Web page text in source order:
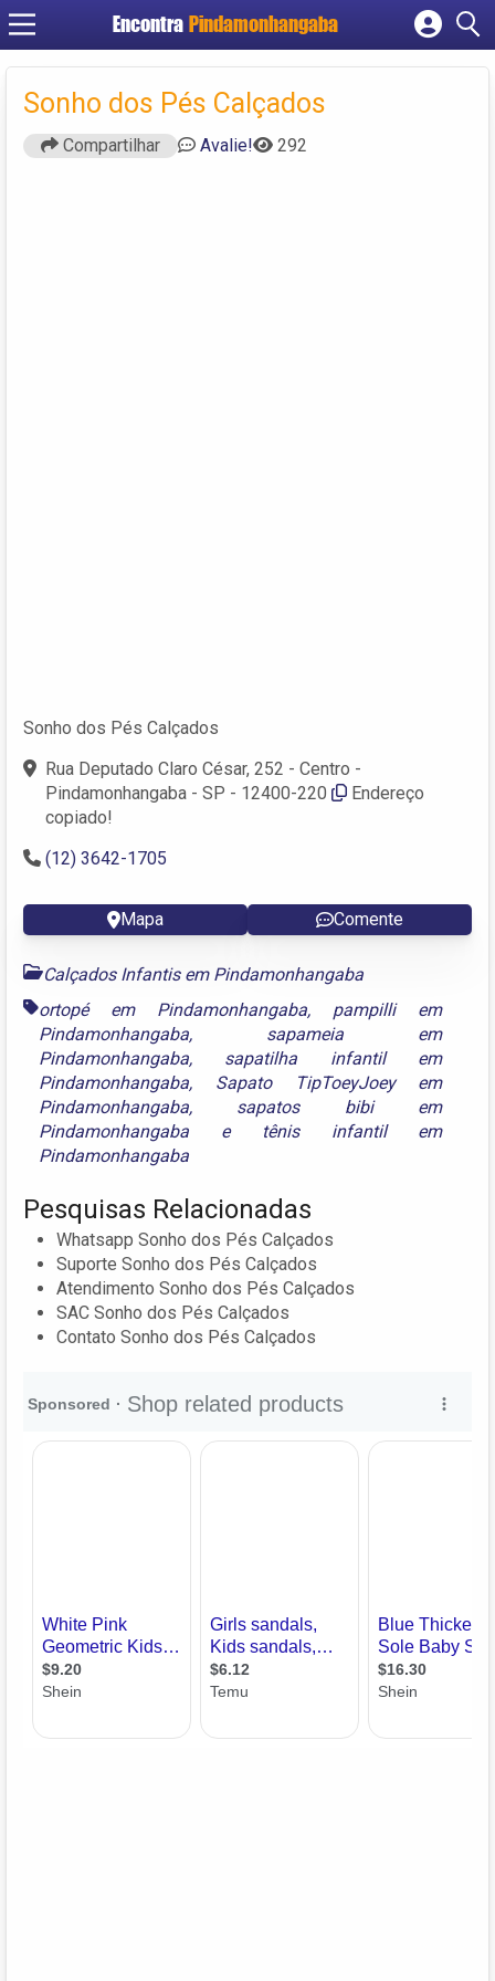
Encontra Pindamonhangaba
Cadastrar empresa
Criar conta
Sonho dos Pés Calçados
Compartilhar Avalie! 292
Sonho dos Pés Calçados
Rua Deputado Claro César, 252 - Centro -
Pindamonhangaba - SP - 12400-220
Endereço
copiado!
(12) 3642-1705
Mapa Comente
Calçados Infantis em Pindamonhangaba
ortopé em Pindamonhangaba, pampilli em
Pindamonhangaba, sapameia em
Pindamonhangaba, sapatilha infantil em
Pindamonhangaba, Sapato TipToeyJoey em
Pindamonhangaba, sapatos bibi em
Pindamonhangaba e
tênis infantil em
Pindamonhangaba
Pesquisas Relacionadas
Whatsapp Sonho dos Pés Calçados
Suporte Sonho dos Pés Calçados
Atendimento Sonho dos Pés Calçados
SAC Sonho dos Pés Calçados
Contato Sonho dos Pés Calçados